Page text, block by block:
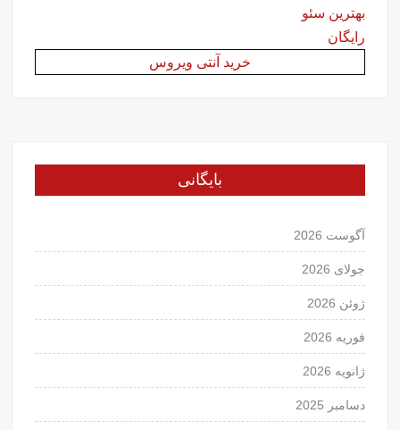
بهترین سئو
رایگان
خرید آنتی ویروس
بایگانی
آگوست 2026
جولای 2026
ژوئن 2026
فوریه 2026
ژانویه 2026
دسامبر 2025